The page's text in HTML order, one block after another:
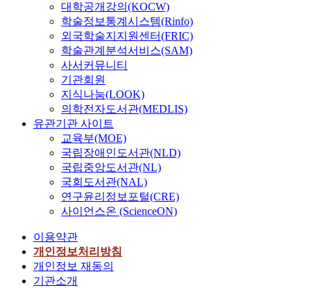
대학공개강의(KOCW)
학술정보통계시스템(Rinfo)
외국학술지지원센터(FRIC)
학술관계분석서비스(SAM)
사서커뮤니티
기관회원
지식나눔(LOOK)
의학전자도서관(MEDLIS)
유관기관 사이트
교육부(MOE)
국립장애인도서관(NLD)
국립중앙도서관(NL)
국회도서관(NAL)
연구윤리정보포털(CRE)
사이언스온 (ScienceON)
이용약관
개인정보처리방침
개인정보 재동의
기관소개